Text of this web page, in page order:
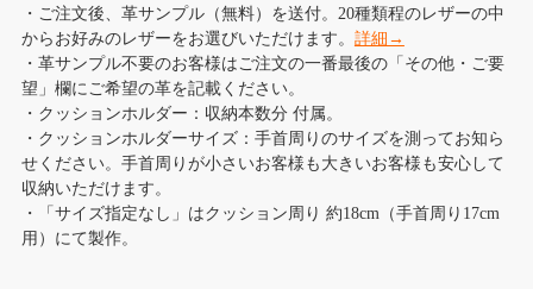
・ご注文後、革サンプル（無料）を送付。20種類程のレザーの中
からお好みのレザーをお選びいただけます。 詳細→
・革サンプル不要のお客様はご注文の一番最後の「その他・ご要
望」欄にご希望の革を記載ください。
・クッションホルダー：収納本数分 付属。
・クッションホルダーサイズ：手首周りのサイズを測ってお知ら
せください。手首周りが小さいお客様も大きいお客様も安心して
収納いただけます。
・「サイズ指定なし」はクッション周り 約18cm（手首周り17cm
用）にて製作。